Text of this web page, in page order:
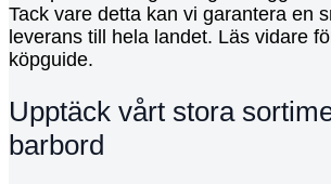
Tack vare detta kan vi garantera en
leverans till hela landet. Läs vidare
köpguide.
Upptäck vårt stora
barbord